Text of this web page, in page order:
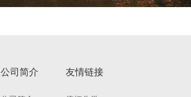
公司简介 友情链接